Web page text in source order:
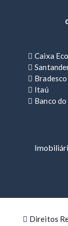
Caixa
Bradesco
Itaú
Banco
Direitos